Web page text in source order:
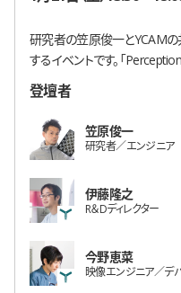
研究者の笠原俊一とYCAM
するイベントです。「
体」の一環として開催します。
登壇者
笠原俊一
研究者／エンジニア
伊藤隆之
R＆Dディレクター
今野恵菜
映像エンジニア／デ